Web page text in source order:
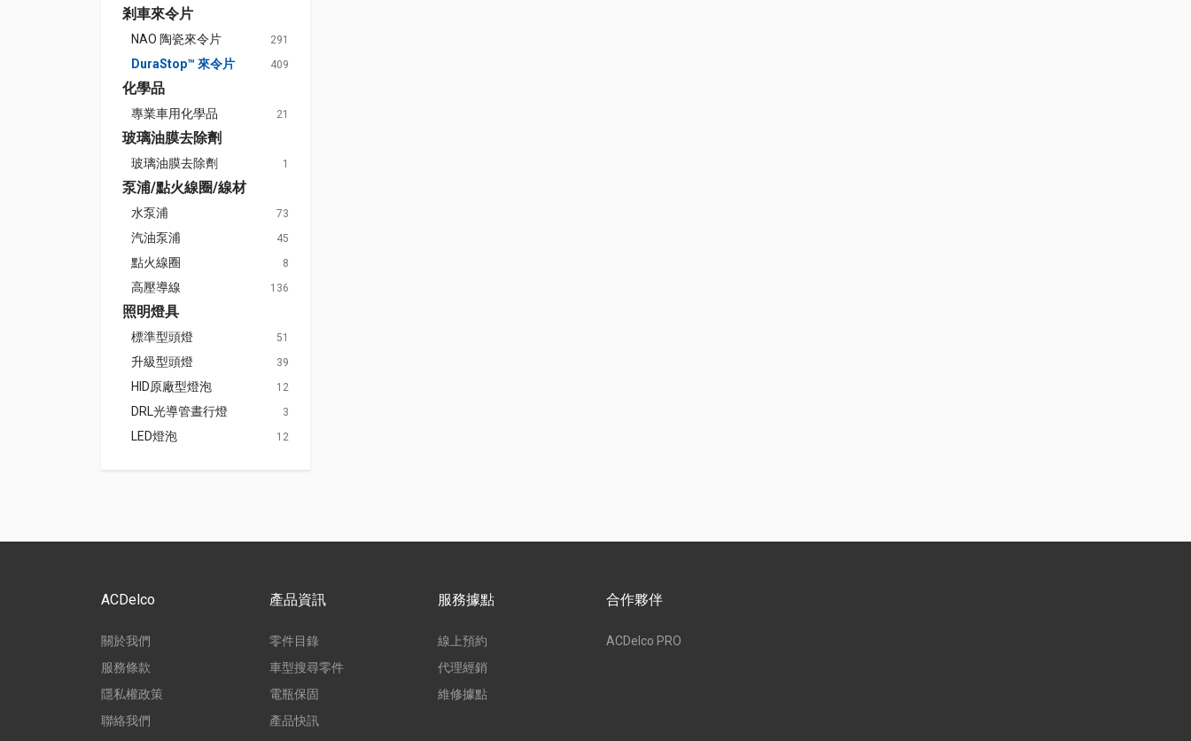
剎車來令片
NAO 陶瓷來令片 291
DuraStop™ 來令片 409
化學品
專業車用化學品 21
玻璃油膜去除劑
玻璃油膜去除劑 1
泵浦/點火線圈/線材
水泵浦 73
汽油泵浦 45
點火線圈 8
高壓導線 136
照明燈具
標準型頭燈 51
升級型頭燈 39
HID原廠型燈泡 12
DRL光導管晝行燈 3
LED燈泡 12
ACDelco
關於我們
服務條款
隱私權政策
聯絡我們
產品資訊
零件目錄
車型搜尋零件
電瓶保固
產品快訊
服務據點
線上預約
代理經銷
維修據點
合作夥伴
ACDelco PRO